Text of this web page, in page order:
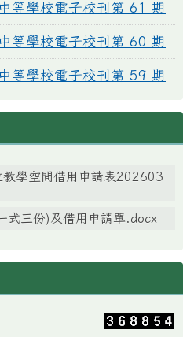
等學校電子校刊第 61 期
等學校電子校刊第 60 期
等學校電子校刊第 59 期
教學空間借用申請表202603
式三份)及借用申請單.docx